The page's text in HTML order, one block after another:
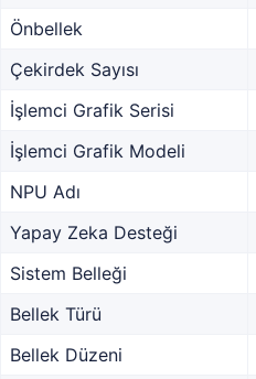
Önbellek
Çekirdek Sayısı
İşlemci Grafik Serisi
İşlemci Grafik Modeli
NPU Adı
Yapay Zeka Desteği
Sistem Belleği
Bellek Türü
Bellek Düzeni